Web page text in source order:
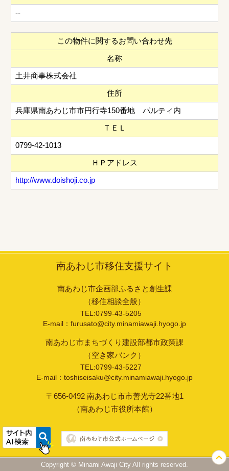
--
この物件に関するお問い合わせ先
名称
土井商事株式会社
住所
兵庫県南あわじ市市円行寺150番地 パルティ内
ＴＥＬ
0799-42-1013
ＨＰアドレス
http://www.doishoji.co.jp
南あわじ市移住支援サイト
南あわじ市企画部ふるさと創生課
（移住相談全般）
TEL:0799-43-5205
E-mail：furusato@city.minamiawaji.hyogo.jp
南あわじ市まちづくり建設部都市政策課
（空き家バンク）
TEL:0799-43-5227
E-mail：toshiseisaku@city.minamiawaji.hyogo.jp
〒656-0492 南あわじ市市善光寺22番地1
（南あわじ市役所本館）
Copyright © Minami Awaji City All rights reserved.